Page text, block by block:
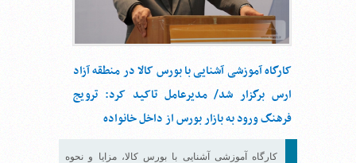
کارگاه آموزشی آشنایی با بورس کالا در منطقه آزاد
ارس برگزار شد/ مدیرعامل تاکید کرد: ترویج
فرهنگ ورود به بازار بورس از داخل خانواده
کارگاه آموزشی آشنایی با بورس کالا، مزایا و نحوه